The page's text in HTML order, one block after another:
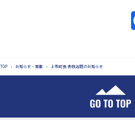
TOP › お知らせ・募集 › 上市町長 表敬訪問のお知らせ